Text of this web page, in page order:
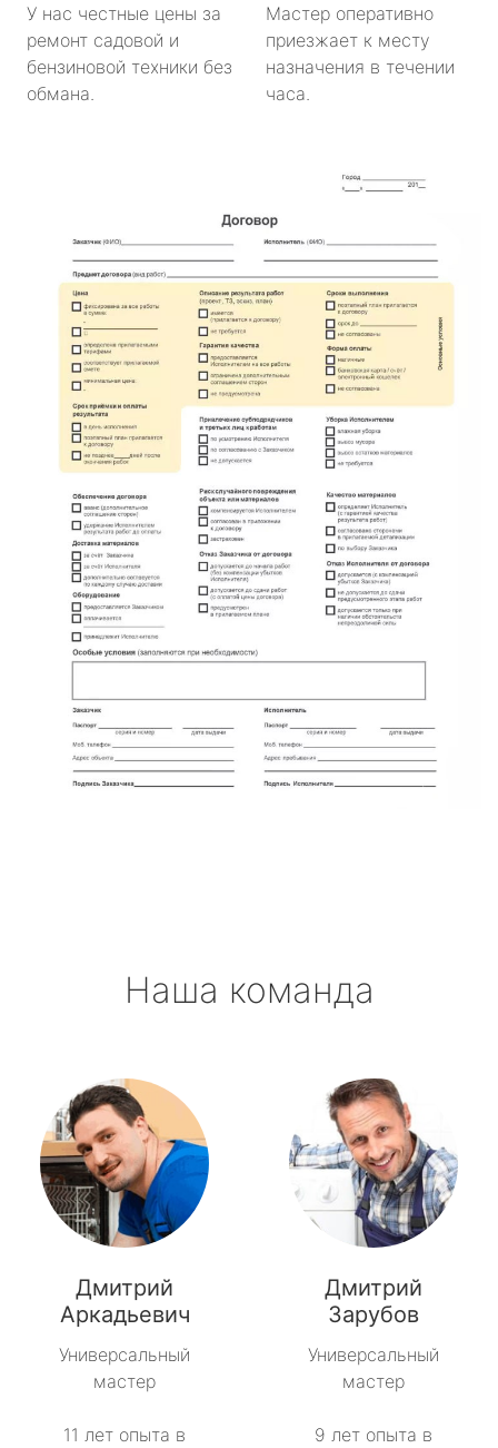
У нас честные цены за
ремонт садовой и
бензиновой техники без
обмана.
Мастер оперативно
приезжает к месту
назначения в течении
часа.
Наша команда
Дмитрий
Аркадьевич
Универсальный
мастер
11 лет опыта в
Дмитрий
Зарубов
Универсальный
мастер
9 лет опыта в